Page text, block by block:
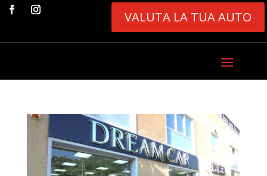
VALUTA LA TUA AUTO